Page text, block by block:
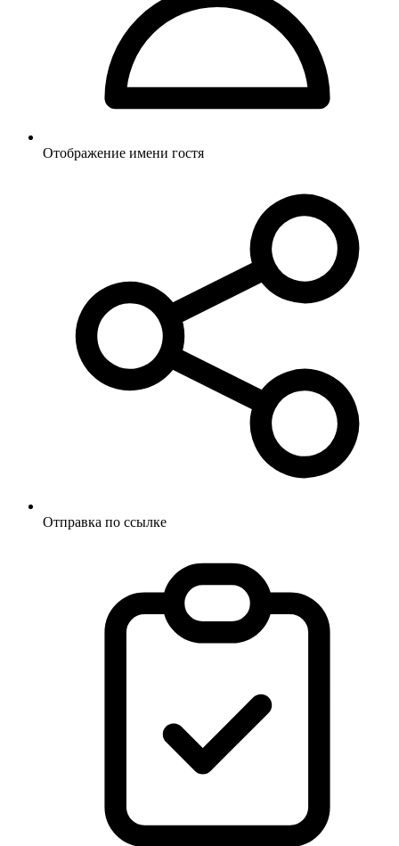
Отображение имени гостя
Отправка по ссылке